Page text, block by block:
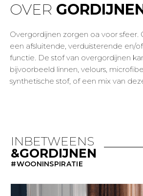
OVER
Overgordijnen zorgen oa voor sfeer.
een afsluitende, verduisterende en/
functie. De stof van overgordijnen
bijvoorbeeld linnen, velours,
synthetische stof, of een mix van
INBETWEENS
&GORDIJNEN
#WOONINSPIRATIE